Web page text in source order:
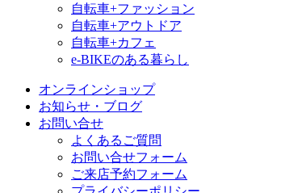
自転車+ファッション
自転車+アウトドア
自転車+カフェ
e-BIKEのある暮らし
オンラインショップ
お知らせ・ブログ
お問い合せ
よくあるご質問
お問い合せフォーム
ご来店予約フォーム